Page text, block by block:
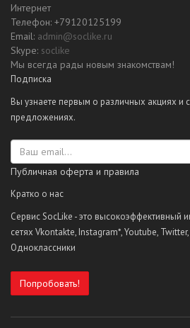
Интернет
Телефон: +79120125199
Email: admin@soclike.ru
Skype: soclike
Мы всегда рады новым знакомствам!
Подписка
Вы узнаете первым о различных акциях и
предложениях.
Публичная оферта и правила
Кратко о нас
Сервис SocLike - это высокоэффективный
сетях Vkontakte, Instagram*, Youtube,
Одноклассники
Попробовать!